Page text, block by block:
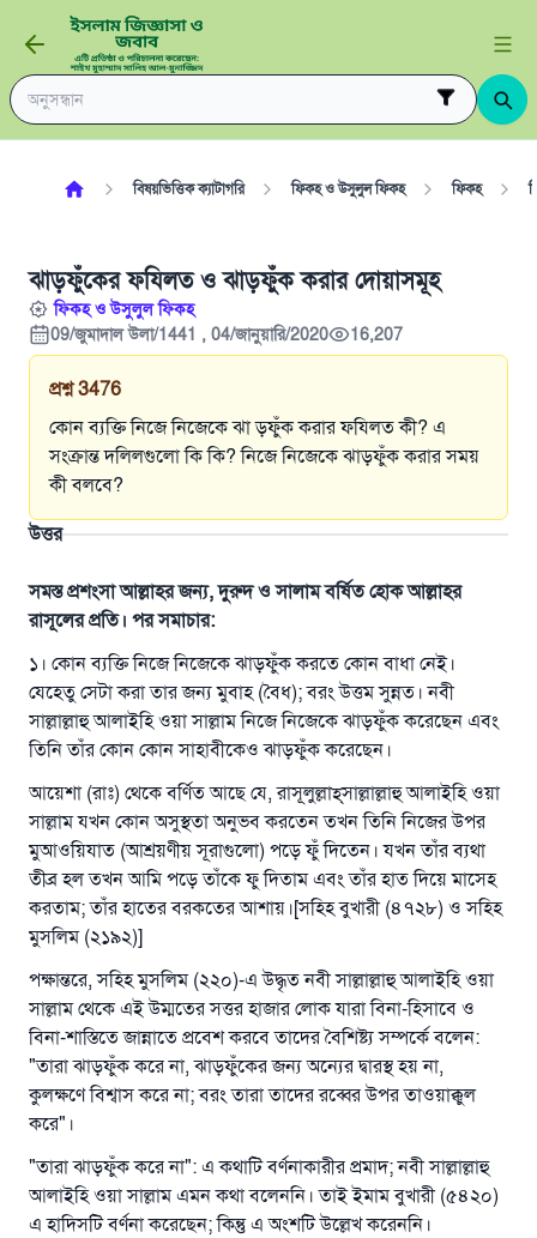
বিষয়ভিত্তিক ক্যাটাগরি ফিকহ ও উসুলুল ফিকহ ফিকহ
ঝাড়ফুঁকের ফযিলত ও ঝাড়ফুঁক করার দোয়াসমূহ
ফিকহ ও উসুলুল ফিকহ
09/জুমাদাল উলা/1441 , 04/জানুয়ারি/2020
16,207
প্রশ্ন 3476
কোন ব্যক্তি নিজে নিজেকে ঝা ড়ফুঁক করার ফযিলত কী? এ
সংক্রান্ত দলিলগুলো কি কি? নিজে নিজেকে ঝাড়ফুঁক করার সময়
কী বলবে?
উত্তর
সমস্ত প্রশংসা আল্লাহর জন্য, দুরুদ ও সালাম বর্ষিত হোক আল্লাহর
রাসূলের প্রতি। পর সমাচার:
১। কোন ব্যক্তি নিজে নিজেকে ঝাড়ফুঁক করতে কোন বাধা নেই।
যেহেতু সেটা করা তার জন্য মুবাহ (বৈধ); বরং উত্তম সুন্নত। নবী
সাল্লাল্লাহু আলাইহি ওয়া সাল্লাম নিজে নিজেকে ঝাড়ফুঁক করেছেন এবং
তিনি তাঁর কোন কোন সাহাবীকেও ঝাড়ফুঁক করেছেন।
আয়েশা (রাঃ) থেকে বর্ণিত আছে যে, রাসূলুল্লাহ্‌সাল্লাল্লাহু আলাইহি ওয়া
সাল্লাম যখন কোন অসুস্থতা অনুভব করতেন তখন তিনি নিজের উপর
মুআওয়িযাত (আশ্রয়ণীয় সূরাগুলো) পড়ে ফুঁ দিতেন। যখন তাঁর ব্যথা
তীব্র হল তখন আমি পড়ে তাঁকে ফু দিতাম এবং তাঁর হাত দিয়ে মাসেহ
করতাম; তাঁর হাতের বরকতের আশায়।[সহিহ বুখারী (৪৭২৮) ও সহিহ
মুসলিম (২১৯২)]
পক্ষান্তরে, সহিহ মুসলিম (২২০)-এ উদ্ধৃত নবী সাল্লাল্লাহু আলাইহি ওয়া
সাল্লাম থেকে এই উম্মতের সত্তর হাজার লোক যারা বিনা-হিসাবে ও
বিনা-শাস্তিতে জান্নাতে প্রবেশ করবে তাদের বৈশিষ্ট্য সম্পর্কে বলেন:
"তারা ঝাড়ফুঁক করে না, ঝাড়ফুঁকের জন্য অন্যের দ্বারস্থ হয় না,
কুলক্ষণে বিশ্বাস করে না; বরং তারা তাদের রব্বের উপর তাওয়াক্কুল
করে"।
"তারা ঝাড়ফুঁক করে না": এ কথাটি বর্ণনাকারীর প্রমাদ; নবী সাল্লাল্লাহু
আলাইহি ওয়া সাল্লাম এমন কথা বলেননি। তাই ইমাম বুখারী (৫৪২০)
এ হাদিসটি বর্ণনা করেছেন; কিন্তু এ অংশটি উল্লেখ করেননি।